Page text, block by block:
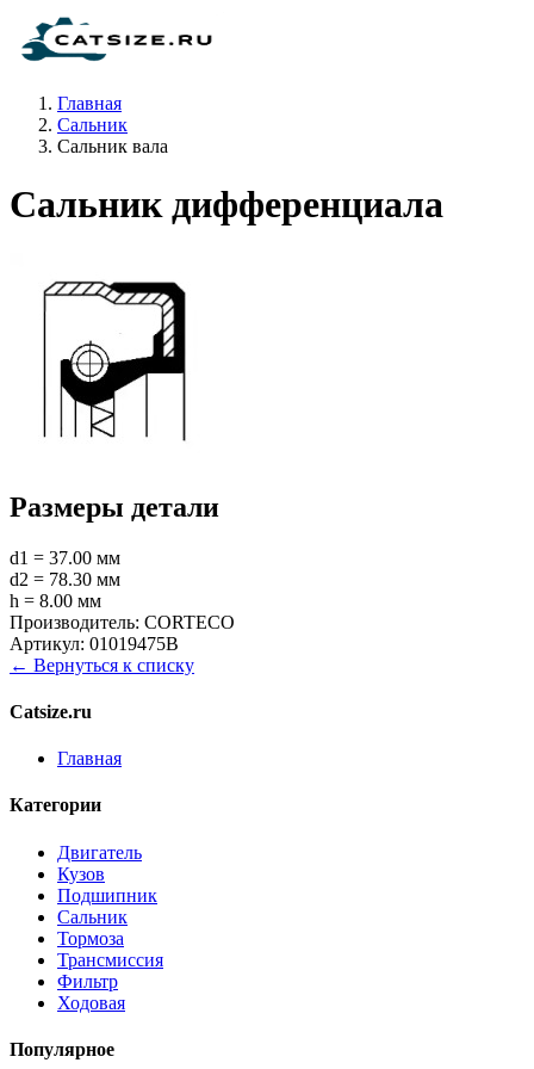
Главная
Сальник
Сальник вала
Сальник дифференциала
Размеры детали
d1 = 37.00 мм
d2 = 78.30 мм
h = 8.00 мм
Производитель: CORTECO
Артикул: 01019475B
← Вернуться к списку
Catsize.ru
Главная
Категории
Двигатель
Кузов
Подшипник
Сальник
Тормоза
Трансмиссия
Фильтр
Ходовая
Популярное